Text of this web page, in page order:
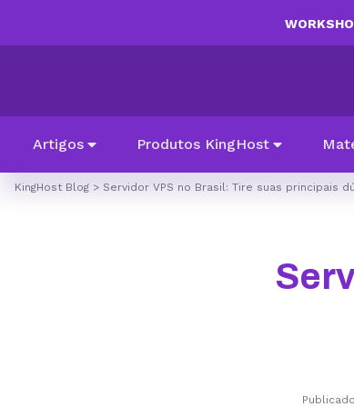
Artigos Produtos KingHost
KingHost Blog > Servidor VPS no Brasil: Tire suas principais